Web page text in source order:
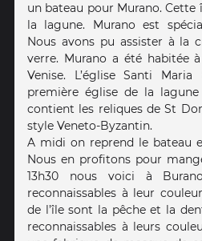
un bateau pour Murano. Cette
la lagune. Murano est
Nous avons pu assister à la
verre. Murano a été habitée
Venise. L’église Santi
première église de la
contient les reliques de St
style Veneto-Byzantin.
A midi on reprend le bateau
Nous en profitons pour
13h30 nous voici à
reconnaissables à leur
de l’île sont la pêche et la
reconnaissables à leurs